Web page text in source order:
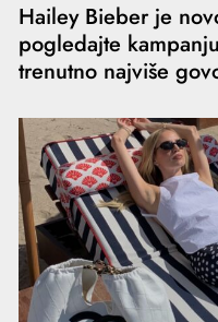
Hailey Bieber je
pogledajte
trenutno najviše